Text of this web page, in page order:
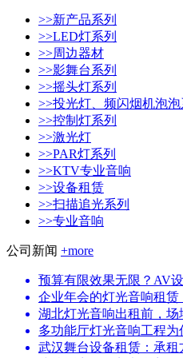
>>新产品系列
>>LED灯系列
>>周边器材
>>影舞台系列
>>摇头灯系列
>>投光灯、频闪烟机泡泡
>>控制灯系列
>>激光灯
>>PAR灯系列
>>KTV专业音响
>>设备租赁
>>扫描追光系列
>>专业音响
公司新闻 +more
预算有限效果无限？AV
企业年会的灯光音响租赁
湖北灯光音响出租前，场
多功能厅灯光音响工程
武汉舞台设备租赁：承租